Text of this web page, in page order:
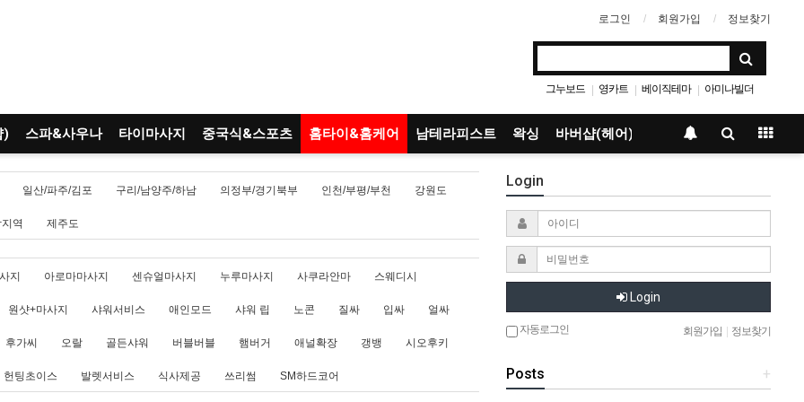
로그인 회원가입 정보찾기
그누보드 | 영카트 | 베이직테마 | 아미나빌더
) 스파&사우나 타이마사지 중국식&스포츠 홈타이&홈케어 남테라피스트 왁싱 바버샵(헤어)
일산/파주/김포 구리/남양주/하남 의정부/경기북부 인천/부평/부천 강원도
역 제주도
지 아로마마사지 센슈얼마사지 누루마사지 사쿠라안마 스웨디시
원샷+마사지 샤워서비스 애인모드 샤워 립 노콘 질싸 입싸 얼싸
후가씨 오랄 골든샤워 버블버블 햄버거 애널확장 갱뱅 시오후키
헌팅초이스 발렛서비스 식사제공 쓰리썸 SM하드코어
Login
Login
자동로그인 회원가입 정보찾기
+
Posts